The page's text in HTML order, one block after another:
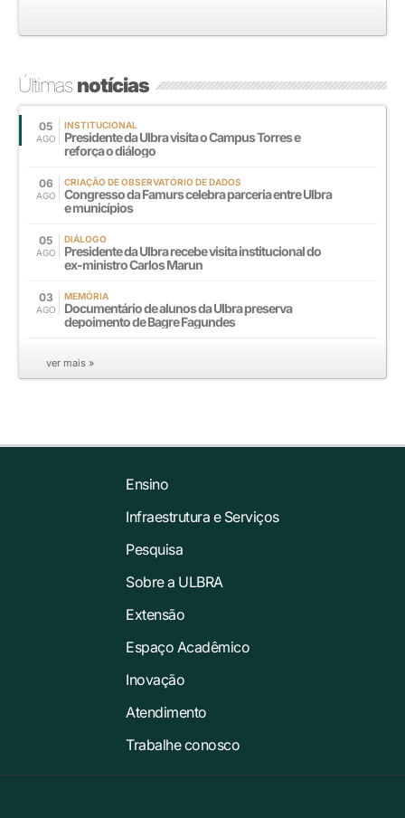
Últimasnotícias
05
AGO
INSTITUCIONAL
Presidente da Ulbra visita o Campus Torres e
reforça o diálogo
06
AGO
CRIAÇÃO DE OBSERVATÓRIO DE DADOS
Congresso da Famurs celebra parceria entre Ulbra
e municípios
05
AGO
DIÁLOGO
Presidente da Ulbra recebe visita institucional do
ex-ministro Carlos Marun
03
AGO
MEMÓRIA
Documentário de alunos da Ulbra preserva
depoimento de Bagre Fagundes
ver mais »
Ensino
Infraestrutura e Serviços
Pesquisa
Sobre a ULBRA
Extensão
Espaço Acadêmico
Inovação
Atendimento
Trabalhe conosco